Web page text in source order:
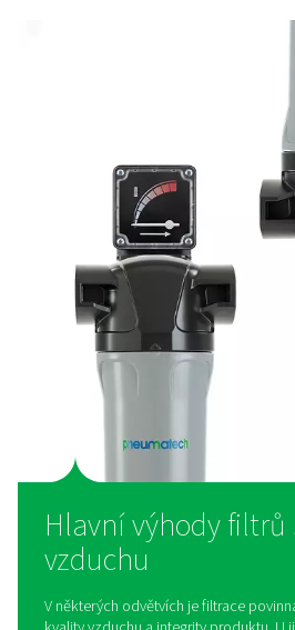
Procesní filtry
vzduch naprostou
zdravotnictví – tedy tam,
ovlivnit kvalitu výrobků,
neshodu s legislativou. Díky
par, jemných částic i
čistoty. Výsledkem je
provozy, kde
Co je filtr
Kvalita stlačeného vzduchu
vašich zařízení. Filtr na
nežádoucí nečistoty, které
typů filtrů a průtokových i